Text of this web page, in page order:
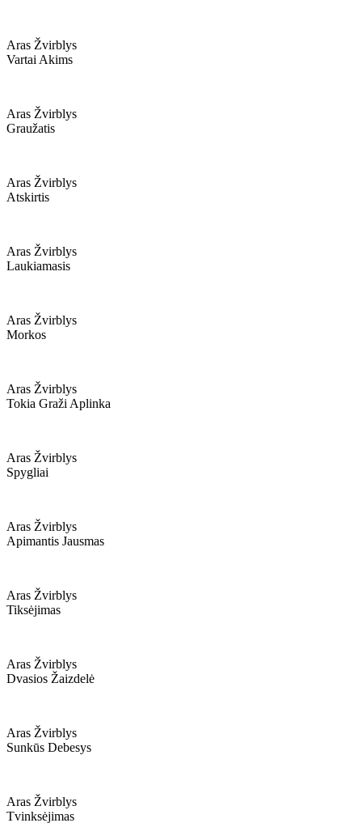
Aras Žvirblys
Vartai Akims
Aras Žvirblys
Graužatis
Aras Žvirblys
Atskirtis
Aras Žvirblys
Laukiamasis
Aras Žvirblys
Morkos
Aras Žvirblys
Tokia Graži Aplinka
Aras Žvirblys
Spygliai
Aras Žvirblys
Apimantis Jausmas
Aras Žvirblys
Tiksėjimas
Aras Žvirblys
Dvasios Žaizdelė
Aras Žvirblys
Sunkūs Debesys
Aras Žvirblys
Tvinksėjimas